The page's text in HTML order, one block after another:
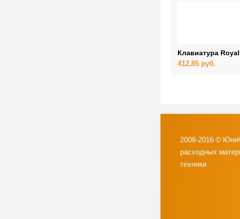
Клавиатура
412,85 руб.
2008-2016 ©
расходных
техники